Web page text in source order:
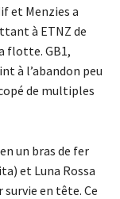
et Menzies a
à ETNZ de
flotte. GB1,
à l’abandon peu
de multiples
un bras de fer
et Luna Rossa
en tête. Ce